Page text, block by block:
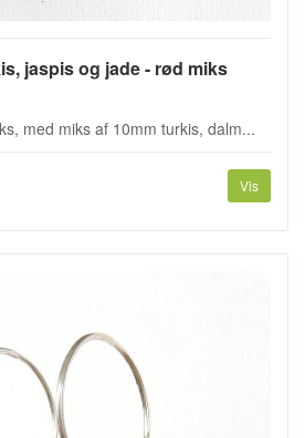
jaspis og jade - rød miks
med miks af 10mm turkis, dalm...
Vis